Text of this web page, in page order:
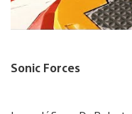
Sonic Forces